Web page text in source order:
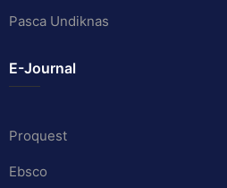
Pasca Undiknas
E-Journal
Proquest
Ebsco